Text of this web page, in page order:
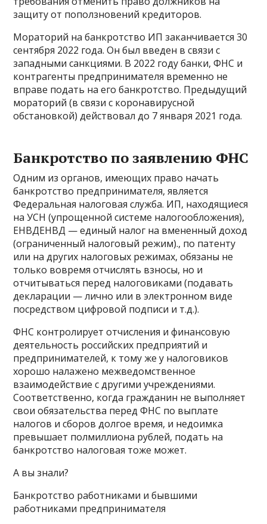
защиту от поползновений кредиторов.
Мораторий на банкротство ИП заканчивается 30
сентября 2022 года. Он был введен в связи с
западными санкциями. В 2022 году банки, ФНС и
контрагенты предпринимателя временно не
вправе подать на его банкротство. Предыдущий
мораторий (в связи с коронавирусной
обстановкой) действовал до 7 января 2021 года.
Банкротство по заявлению ФНС
Одним из органов, имеющих право начать
банкротство предпринимателя, является
Федеральная налоговая служба. ИП, находящиеся
на УСН (упрощенной системе налогообложения),
ЕНВДЕНВД — единый налог на вмененный доход
(ограниченный налоговый режим)., по патенту
или на других налоговых режимах, обязаны не
только вовремя отчислять взносы, но и
отчитываться перед налоговиками (подавать
декларации — лично или в электронном виде
посредством цифровой подписи и т.д.).
ФНС контролирует отчисления и финансовую
деятельность российских предприятий и
предпринимателей, к тому же у налоговиков
хорошо налажено межведомственное
взаимодействие с другими учреждениями.
Соответственно, когда гражданин не выполняет
свои обязательства перед ФНС по выплате
налогов и сборов долгое время, и недоимка
превышает полмиллиона рублей, подать на
банкротство налоговая тоже может.
А вы знали?
Банкротство работниками и бывшими
работниками предпринимателя